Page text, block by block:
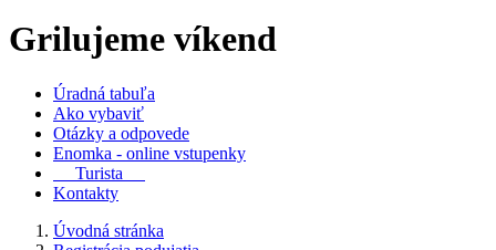
Grilujeme víkend
Úradná tabuľa
Ako vybaviť
Otázky a odpovede
Enomka - online vstupenky
Turista
Kontakty
Úvodná stránka